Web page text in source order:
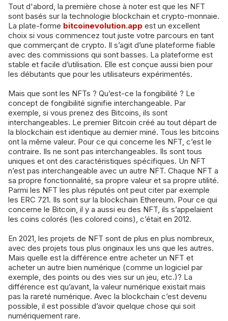
Tout d'abord, la première chose à noter est que les NFT
sont basés sur la technologie blockchain et crypto-monnaie.
La plate-forme bitcoinevolution.app est un excellent
choix si vous commencez tout juste votre parcours en tant
que commerçant de crypto. Il s’agit d’une plateforme fiable
avec des commissions qui sont basses. La plateforme est
stable et facile d’utilisation. Elle est conçue aussi bien pour
les débutants que pour les utilisateurs expérimentés.
Mais que sont les NFTs ? Qu’est-ce la fongibilité ? Le
concept de fongibilité signifie interchangeable. Par
exemple, si vous prenez des Bitcoins, ils sont
interchangeables. Le premier Bitcoin créé au tout départ de
la blockchain est identique au dernier miné. Tous les bitcoins
ont la même valeur. Pour ce qui concerne les NFT, c’est le
contraire. Ils ne sont pas interchangeables. Ils sont tous
uniques et ont des caractéristiques spécifiques. Un NFT
n’est pas interchangeable avec un autre NFT. Chaque NFT a
sa propre fonctionnalité, sa propre valeur et sa propre utilité.
Parmi les NFT les plus réputés ont peut citer par exemple
les ERC 721. Ils sont sur la blockchain Ethereum. Pour ce qui
concerne le Bitcoin, il y a aussi eu des NFT, ils s’appelaient
les coins colorés (les colored coins) , c’était en 2012.
En 2021, les projets de NFT sont de plus en plus nombreux,
avec des projets tous plus originaux les uns que les autres.
Mais quelle est la différence entre acheter un NFT et
acheter un autre bien numérique (comme un logiciel par
exemple, des points ou des vies sur un jeu, etc.)? La
différence est qu’avant, la valeur numérique existait mais
pas la rareté numérique. Avec la blockchain c’est devenu
possible, il est possible d’avoir quelque chose qui soit
numériquement rare.